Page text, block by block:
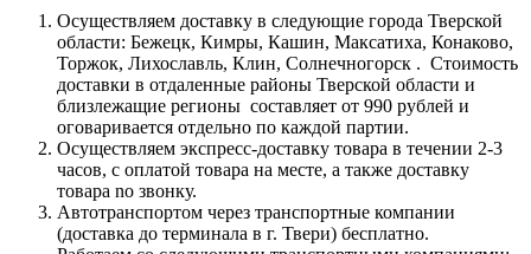
Осуществляем доставку в следующие города Тверской
области: Бежецк, Кимры, Кашин, Максатиха, Конаково,
Торжок, Лихославль, Клин, Солнечногорск . Стоимость
доставки в отдаленные районы Тверской области и
близлежащие регионы составляет от 990 рублей и
оговаривается отдельно по каждой партии.
Осуществляем экспресс-доставку товара в течении 2-3
часов, с оплатой товара на месте, a также доставку
товара no звонку.
Автотранспортом через транспортные компании
(доставка до терминала в г. Твери) бесплатно.